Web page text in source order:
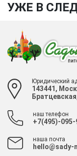
УЖЕ В
Юридический
143441,
наш телефон
+7(495)-095-
наша почта
hello@sady-